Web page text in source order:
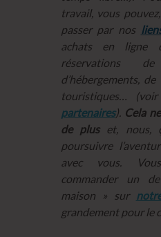
travail, vous
passer par nos
achats en ligne
réservations
d’hébergements,
touristiques…
partenaires). Cela
de pluset, nous,
poursuivre
avec vous.
commander un
maison » sur
grandement pour le